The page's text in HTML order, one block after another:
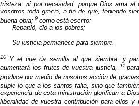
tristeza, ni por necesidad, porque Dios ama al
vosotros toda gracia, a fin de que, teniendo
buena obra; 9 como está escrito:
Repartió, dio a los pobres;
Su justicia permanece para siempre.
10 Y el que da semilla al que siembra, y
aumentará los frutos de vuestra justicia,
11
produce por medio de nosotros acción de
suple lo que a los santos falta, sino que
experiencia de esta ministración glorifican a
liberalidad de vuestra contribución para ellos y